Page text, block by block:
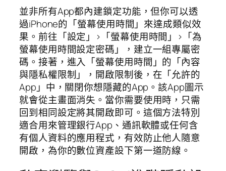
並非所有App都內建鎖定功能，但你可以透
過iPhone的「螢幕使用時間」來達成類似效
果。前往「設定」>「螢幕使用時間」>「為
螢幕使用時間設定密碼」，建立一組專屬密
碼。接著，進入「螢幕使用時間」的「內容
與隱私權限制」，開啟限制後，在「允許的
App」中，關閉你想隱藏的App。該App圖示
就會從主畫面消失。當你需要使用時，只需
回到相同設定將其開啟即可。這個方法特別
適合用來管理銀行App、通訊軟體或任何含
有個人資料的應用程式，有效防止他人隨意
開啟，為你的數位資產設下第一道防線。